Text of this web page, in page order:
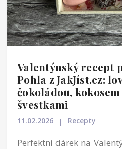
Valentýnský recept
Pohla z JakJíst.cz:
čokoládou,
švestkami
11.02.2026 Recepty
Perfektní dárek na